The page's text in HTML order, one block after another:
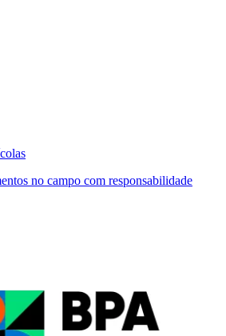
no campo com responsabilidade